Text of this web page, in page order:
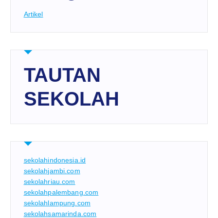
Artikel
TAUTAN
SEKOLAH
sekolahindonesia.id
sekolahjambi.com
sekolahriau.com
sekolahpalembang.com
sekolahlampung.com
sekolahsamarinda.com